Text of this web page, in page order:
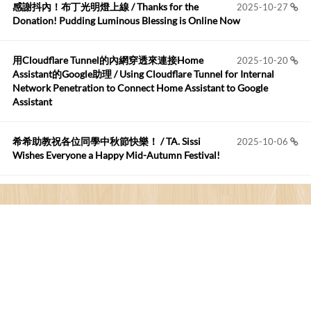
布丁布丁吃布丁:
我目前並沒有常駐的Google Home...
2026-05-15
Robertmycs:
這篇WinXP公用電腦安裝與優化的步驟超...
您好,首先肯定感謝您造福許多莘莘學子。有...
2025-10-27
感謝抖內！布丁光明燈上線 / Thanks for the
Donation! Pudding Luminous Blessing is Online Now
2025-10-20
用Cloudflare Tunnel的內網穿透來連接Home
Assistant的Google助理 / Using Cloudflare Tunnel for Internal
Network Penetration to Connect Home Assistant to Google
Assistant
2025-10-06
希希助教祝各位同學中秋節快樂！ / TA. Sissi
Wishes Everyone a Happy Mid-Autumn Festival!
的問題 / Are You Tired of Looking at the Computer? Pay More